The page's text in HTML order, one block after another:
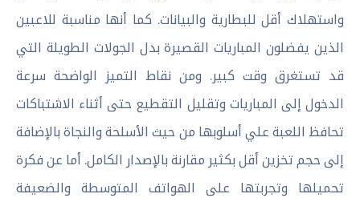
واستهلاك أقل للبطارية والبيانات. كما أنها مناسبة للاعبين
الذين يفضلون المباريات القصيرة بدل الجولات الطويلة التي
قد تستغرق وقت كبير. ومن نقاط التميز الواضحة سرعة
الدخول إلى المباريات وتقليل التقطيع حتى أثناء الاشتباكات
تحافظ اللعبة علي أسلوبها من حيث الأسلحة والنجاة بالإضافة
إلى حجم تخزين أقل بكثير مقارنة بالإصدار الكامل. أما عن فكرة
تحميلها وتجربتها على الهواتف المتوسطة والضعيفة